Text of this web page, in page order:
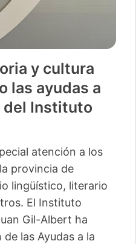
y cultura
las ayudas a
del Instituto
atención a los
provincia de
lingüístico, literario
El Instituto
Gil-Albert ha
las Ayudas a la